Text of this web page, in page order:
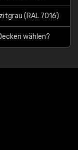
(RAL 7016)
wählen?